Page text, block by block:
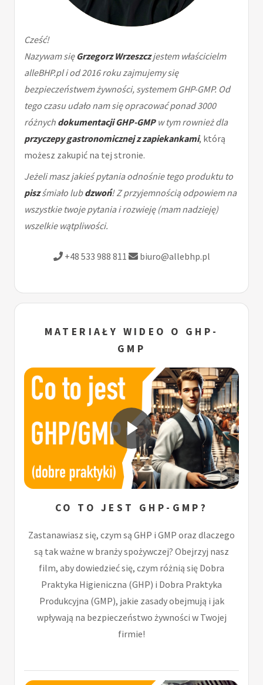
Cześć!
Nazywam sięGrzegorz Wrzeszczjestem właścicielm
alleBHP.pl i od 2016 roku zajmujemy się
bezpieczeństwem żywności, systemem GHP-GMP. Od
tego czasu udało nam się opracować ponad 3000
różnych dokumentacji GHP-GMPw tym rownież dla
przyczepy gastronomicznej z zapiekankami, którą
możesz zakupić na tej stronie.
Jeżeli masz jakieś pytania odnośnie tego produktu to
piszśmiało lubdzwoń! Z przyjemnością odpowiem na
wszystkie twoje pytania i rozwieję (mam nadzieję)
wszelkie wątpliwości.
+48 533 988 811 biuro@allebhp.pl
MATERIAŁY WIDEO O GHP-
GMP
CO TO JEST GHP-GMP?
Zastanawiasz się, czym są GHP i GMP oraz dlaczego
są tak ważne w branży spożywczej? Obejrzyj nasz
film, aby dowiedzieć się, czym różnią się Dobra
Praktyka Higieniczna (GHP) i Dobra Praktyka
Produkcyjna (GMP), jakie zasady obejmują i jak
wpływają na bezpieczeństwo żywności w Twojej
firmie!